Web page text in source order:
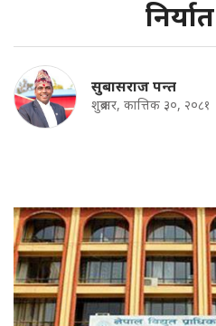
सुबासराज पन्त
शुक्रबार, कात्तिक ३०, २०८१